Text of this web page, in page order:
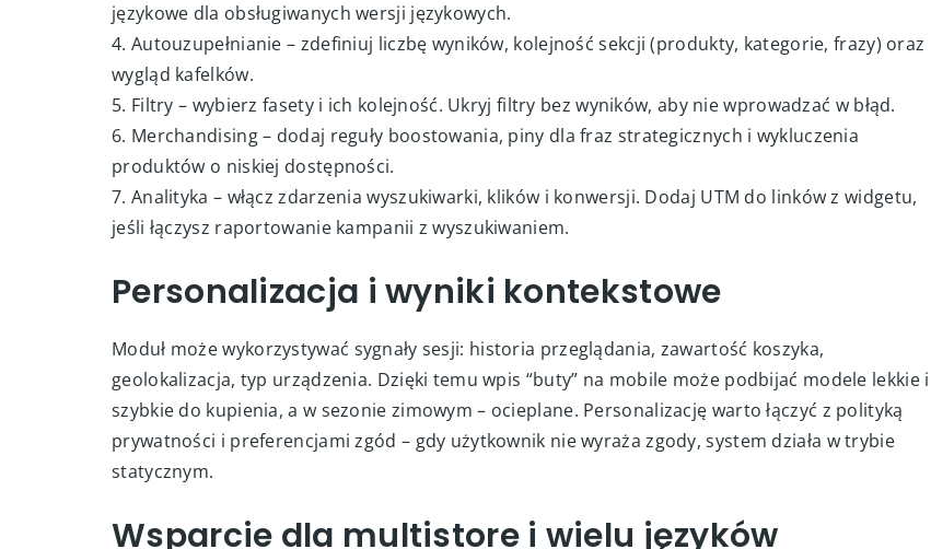
językowe dla obsługiwanych wersji językowych.
4. Autouzupełnianie – zdefiniuj liczbę wyników, kolejność sekcji (produkty, kategorie, frazy) oraz
wygląd kafelków.
5. Filtry – wybierz fasety i ich kolejność. Ukryj filtry bez wyników, aby nie wprowadzać w błąd.
6. Merchandising – dodaj reguły boostowania, piny dla fraz strategicznych i wykluczenia
produktów o niskiej dostępności.
7. Analityka – włącz zdarzenia wyszukiwarki, klików i konwersji. Dodaj UTM do linków z widgetu,
jeśli łączysz raportowanie kampanii z wyszukiwaniem.
Personalizacja i wyniki kontekstowe
Moduł może wykorzystywać sygnały sesji: historia przeglądania, zawartość koszyka,
geolokalizacja, typ urządzenia. Dzięki temu wpis “buty” na mobile może podbijać modele lekkie i
szybkie do kupienia, a w sezonie zimowym – ocieplane. Personalizację warto łączyć z polityką
prywatności i preferencjami zgód – gdy użytkownik nie wyraża zgody, system działa w trybie
statycznym.
Wsparcie dla multistore i wielu języków